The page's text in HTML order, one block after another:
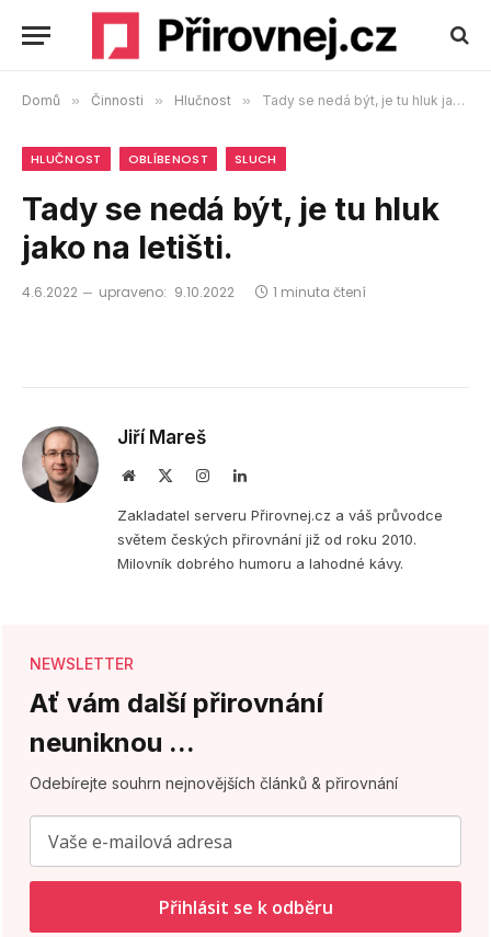
Domů » Činnosti » Hlučnost » Tady se nedá být, je tu hluk jako na letišti.
HLUČNOST OBLÍBENOST SLUCH
Tady se nedá být, je tu hluk
jako na letišti.
4.6.2022 upraveno: 9.10.2022 1 minuta čtení
Jiří Mareš
Webová
InstagramLinkedIn
Zakladatel serveru Přirovnej.cz a váš průvodce
světem českých přirovnání již od roku 2010.
Milovník dobrého humoru a lahodné kávy.
NEWSLETTER
Ať vám další přirovnání
neuniknou ...
Odebírejte souhrn nejnovějších článků & přirovnání
Přihlásit se k odběru